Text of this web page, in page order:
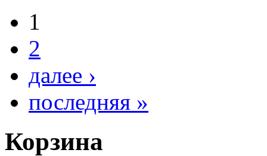
1
2
далее ›
последняя »
Корзина